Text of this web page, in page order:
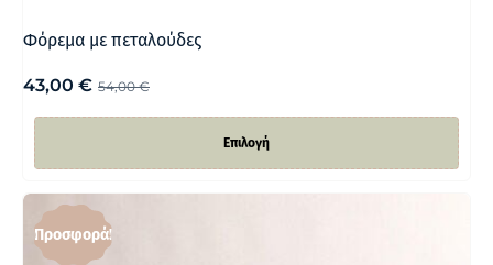
Φόρεμα με πεταλούδες
54,00€
43,00 €
Επιλογή
Προσφορά!